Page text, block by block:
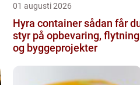
01 augusti 2026
Hyra container sådan får du
styr på opbevaring, flytning
og byggeprojekter